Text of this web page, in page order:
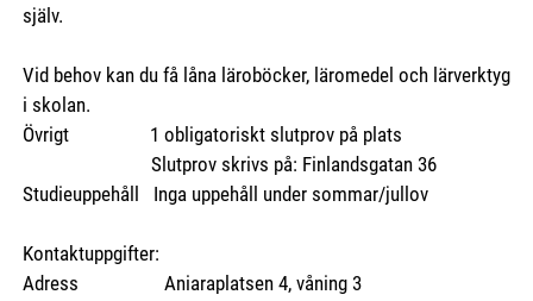
själv.
Vid behov kan du få låna läroböcker, läromedel och lärverktyg
i skolan.
Övrigt 1 obligatoriskt slutprov på plats
Slutprov skrivs på: Finlandsgatan 36
Studieuppehåll Inga uppehåll under sommar/jullov
Kontaktuppgifter:
Adress Aniaraplatsen 4, våning 3